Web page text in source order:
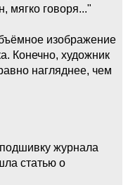
мягко говоря..."
изображение
Конечно, художник
нагляднее, чем
журнала
статью о